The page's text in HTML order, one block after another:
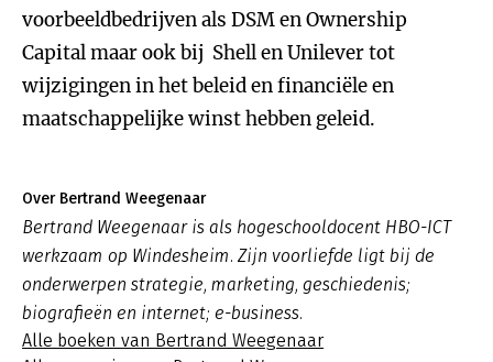
voorbeeldbedrijven als DSM en Ownership
Capital maar ook bij Shell en Unilever tot
wijzigingen in het beleid en financiële en
maatschappelijke winst hebben geleid.
Over Bertrand Weegenaar
Bertrand Weegenaar is als hogeschooldocent HBO-ICT
werkzaam op Windesheim. Zijn voorliefde ligt bij de
onderwerpen strategie, marketing, geschiedenis;
biografieën en internet; e-business.
Alle boeken van Bertrand Weegenaar